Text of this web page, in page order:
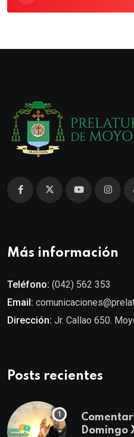
Más información
Teléfono: (042) 562 353
Email:
Dirección: Jr. Callao 650.
Posts recientes
Domingo